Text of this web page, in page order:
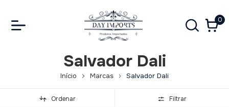
0
Salvador Dali
Início Marcas Salvador Dali
Ordenar Filtrar